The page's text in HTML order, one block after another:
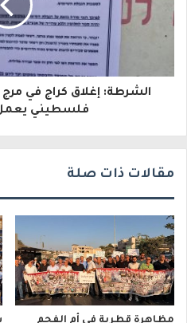
ت
الشرطة: إغلاق كراج في
فلسطيني
مقالات ذات صلة
مظاهرة قطرية في أم الفحم